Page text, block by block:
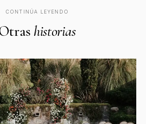
CONTINÚA LEYENDO
historias